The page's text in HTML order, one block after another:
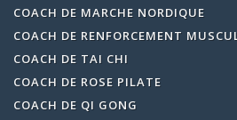
COACH DE MARCHE NORDIQUE
COACH DE RENFORCEMENT
COACH DE TAI CHI
COACH DE ROSE PILATE
COACH DE QI GONG